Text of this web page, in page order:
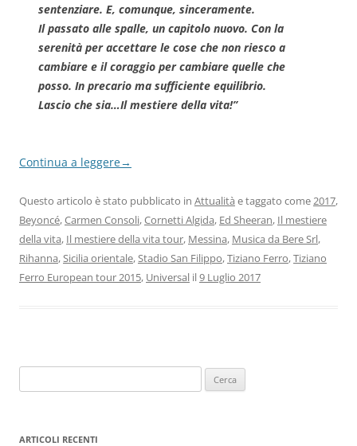
sentenziare. E, comunque, sinceramente.
Il passato alle spalle, un capitolo nuovo. Con la
serenità per accettare le cose che non riesco a
cambiare e il coraggio per cambiare quelle che
posso. In precario ma sufficiente equilibrio.
Lascio che sia…Il mestiere della vita!”
Continua a leggere→
Questo articolo è stato pubblicato in Attualità e taggato come2017,
Beyoncé,Carmen Consoli,Cornetti Algida, Ed Sheeran, Il mestiere
della vita, Il mestiere della vita tour, Messina, Musica da Bere Srl,
Rihanna,Sicilia orientale,Stadio San Filippo,Tiziano Ferro,Tiziano
Ferro European tour 2015, Universal il9 Luglio 2017
per:
ARTICOLI RECENTI